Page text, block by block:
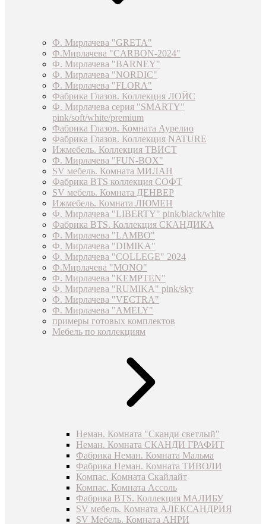
Ф. Мирлачева "GRETA"
Ф.Мирлачева "CARBON-2024"
Ф. Мирлачева "BARNEY"
Ф. Мирлачева "NORDIC"
Ф. Мирлачева "FLORA"
Фабрика Глазов. Коллекция ЛОЙС
Ф. Мирлачева серия "SMARTY"
pink/soft/white/premium
Фабрика Глазов. Комната Аурелио
Фабрика Глазов. Коллекция NATURE
Ижмебель. Коллекция ТВИСТ
Ф. Мирлачева "FUN-BOX"
SV мебель. Комната МИЛАН
Фабрика BTS коллекция СОФТ
SV мебель. Комната ДЕНВЕР
Ижмебель. Комната ЛЮМЕН
Ф. Мирлачева "LIBERTY" pink/black/white
Фабрика BTS. Коллекция СКАНДИКА
Ф. Мирлачева "LAMBO"
Ф. Мирлачева "DIMIKA"
Ф. Мирлачева "COLLEGE" 2024
Ф.Мирлачева "MONO"
Ф. Мирлачева "KEMPTEN"
Ф. Мирлачева "RUMIKA" pink/sky
Ф. Мирлачева "VECTRA"
Ф. Мирлачева "AMELY"
примеры готовых комплектов
Мебель по коллекциям
Неман. Комната "Сканди светлый"
Неман. Комната СКАНДИ ГРАФИТ
Фабрика Неман. Комната Мальма
Фабрика Неман. Комната ТИВОЛИ
Компас. Комната Скайлайт
Компас. Комната Ассоль
Фабрика BTS. Коллекция МАЛИБУ
SV мебель. Комната АЛЕКСАНДРИЯ
SV Мебель. Комната АНРИ